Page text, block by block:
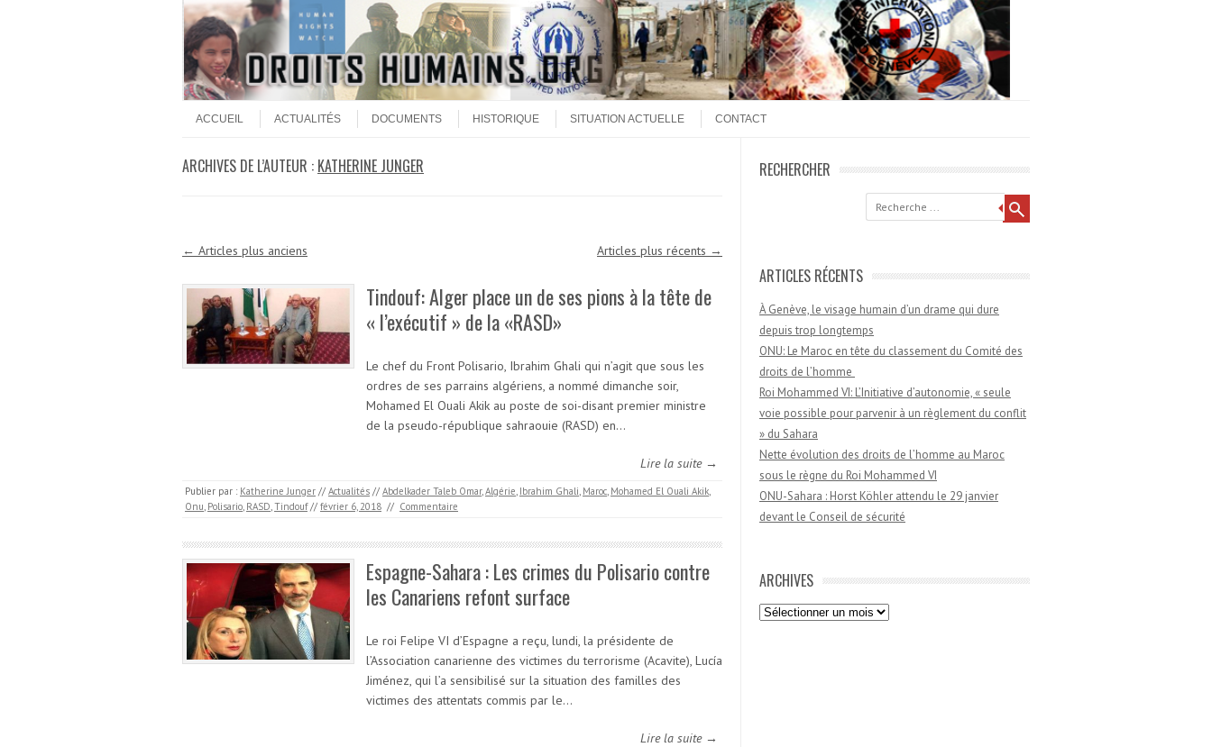
Menu
ACCUEIL
ACTUALITÉS DOCUMENTS HISTORIQUE SITUATION ACTUELLE CONTACT
ARCHIVES DE L’AUTEUR : KATHERINE JUNGER
Navigation des articles
← Articles plus anciens Articles plus récents →
Tindouf: Alger place un de ses pions à la tête de
« l’exécutif » de la «RASD»
Le chef du Front Polisario, Ibrahim Ghali qui n’agit que sous les
ordres de ses parrains algériens, a nommé dimanche soir,
Mohamed El Ouali Akik au poste de soi-disant premier ministre
de la pseudo-république sahraouie (RASD) en…
Lire la suite →
Publier par : Katherine Junger // Actualités // Abdelkader Taleb Omar,Algérie, Ibrahim Ghali, Maroc, Mohamed El Ouali Akik,
Onu, Polisario, RASD,Tindouf // février 6, 2018 // Commentaire
Espagne-Sahara : Les crimes du Polisario contre
les Canariens refont surface
Le roi Felipe VI d’Espagne a reçu, lundi, la présidente de
l’Association canarienne des victimes du terrorisme (Acavite), Lucía
Jiménez, qui l’a sensibilisé sur la situation des familles des
victimes des attentats commis par le…
Lire la suite →
RECHERCHER
ARTICLES RÉCENTS
À Genève, le visage humain d’un drame qui dure
depuis trop longtemps
ONU: Le Maroc en tête du classement du Comité des
droits de l’homme
Roi Mohammed VI: L’Initiative d’autonomie, « seule
voie possible pour parvenir à un règlement du conflit
» du Sahara
Nette évolution des droits de l’homme au Maroc
sous le règne du Roi Mohammed VI
ONU-Sahara : Horst Köhler attendu le 29 janvier
devant le Conseil de sécurité
ARCHIVES
Archives